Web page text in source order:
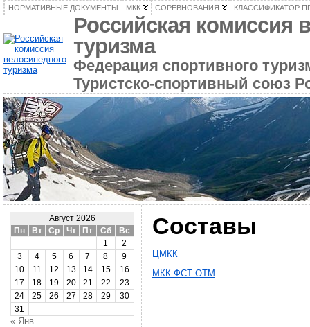
НОРМАТИВНЫЕ ДОКУМЕНТЫ МКК СОРЕВНОВАНИЯ КЛАССИФИКАТОР
Российская комиссия
туризма
Федерация спортивного
Туристско-спортивный союз
Август 2026
Пн
Вт Ср Чт Пт Сб
Вс
1
2
3
4 5 6 7 8
9
10
11 12 13 14 15
16
17
18 19 20 21 22
23
24
25 26 27 28 29
30
31
« Янв
Составы
ЦМКК
МКК ФСТ-ОТМ